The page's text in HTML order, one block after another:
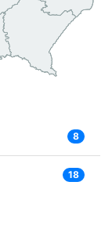
8
18